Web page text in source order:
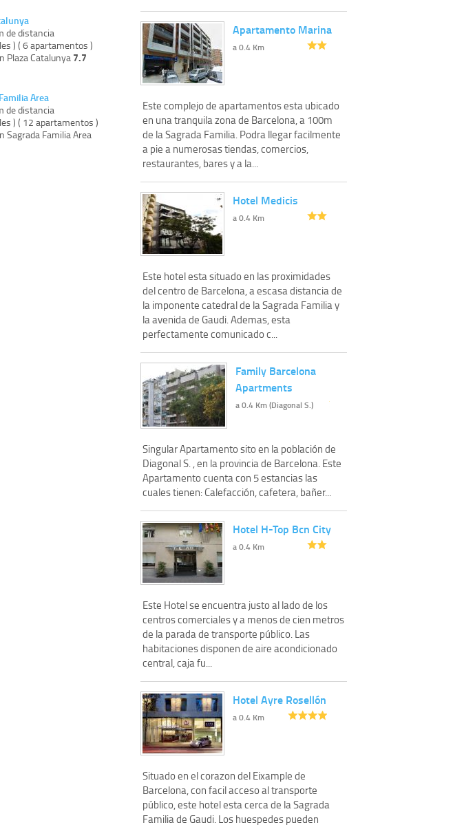
de distancia
) ( 6 apartamentos )
Plaza Catalunya 7.7
Area
de distancia
) ( 12 apartamentos )
Sagrada Familia Area
Apartamento Marina
a 0.4 Km
Este complejo de apartamentos esta ubicado
en una tranquila zona de Barcelona, a 100m
de la Sagrada Familia. Podra llegar facilmente
a pie a numerosas tiendas, comercios,
restaurantes, bares y a la...
Hotel Medicis
a 0.4 Km
Este hotel esta situado en las proximidades
del centro de Barcelona, a escasa distancia de
la imponente catedral de la Sagrada Familia y
la avenida de Gaudi. Ademas, esta
perfectamente comunicado c...
Family Barcelona
Apartments
a 0.4 Km (Diagonal S.)
Singular Apartamento sito en la población de
Diagonal S. , en la provincia de Barcelona. Este
Apartamento cuenta con 5 estancias las
cuales tienen: Calefacción, cafetera, bañer...
Hotel H-Top Bcn City
a 0.4 Km
Este Hotel se encuentra justo al lado de los
centros comerciales y a menos de cien metros
de la parada de transporte público. Las
habitaciones disponen de aire acondicionado
central, caja fu...
Hotel Ayre Rosellón
a 0.4 Km
Situado en el corazon del Eixample de
Barcelona, con facil acceso al transporte
público, este hotel esta cerca de la Sagrada
Familia de Gaudi. Los huespedes pueden